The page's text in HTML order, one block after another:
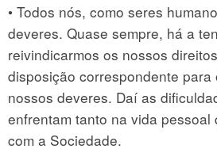
• Todos nós, como seres
deveres. Quase sempre, há a
reivindicarmos os nossos
disposição correspondente para
nossos deveres. Daí as
enfrentam tanto na vida pessoal
com a Sociedade.